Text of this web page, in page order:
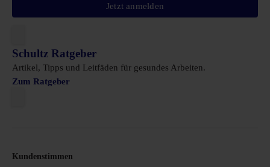
Jetzt anmelden
Schultz Ratgeber
Artikel, Tipps und Leitfäden für gesundes Arbeiten.
Zum Ratgeber
Kundenstimmen